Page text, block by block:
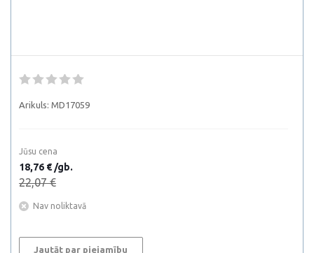
Arikuls: MD17059
Jūsu cena
18,76 € /gb.
22,07 €
Nav noliktavā
Jautāt par piejamību